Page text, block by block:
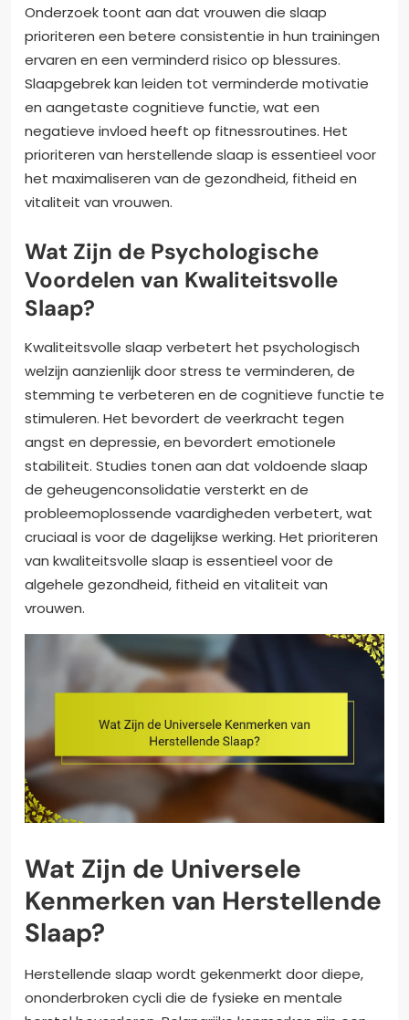
Onderzoek toont aan dat vrouwen die slaap
prioriteren een betere consistentie in hun trainingen
ervaren en een verminderd risico op blessures.
Slaapgebrek kan leiden tot verminderde motivatie
en aangetaste cognitieve functie, wat een
negatieve invloed heeft op fitnessroutines. Het
prioriteren van herstellende slaap is essentieel voor
het maximaliseren van de gezondheid, fitheid en
vitaliteit van vrouwen.
Wat Zijn de Psychologische
Voordelen van Kwaliteitsvolle
Slaap?
Kwaliteitsvolle slaap verbetert het psychologisch
welzijn aanzienlijk door stress te verminderen, de
stemming te verbeteren en de cognitieve functie te
stimuleren. Het bevordert de veerkracht tegen
angst en depressie, en bevordert emotionele
stabiliteit. Studies tonen aan dat voldoende slaap
de geheugenconsolidatie versterkt en de
probleemoplossende vaardigheden verbetert, wat
cruciaal is voor de dagelijkse werking. Het prioriteren
van kwaliteitsvolle slaap is essentieel voor de
algehele gezondheid, fitheid en vitaliteit van
vrouwen.
Wat Zijn de Universele
Kenmerken van Herstellende
Slaap?
Herstellende slaap wordt gekenmerkt door diepe,
ononderbroken cycli die de fysieke en mentale